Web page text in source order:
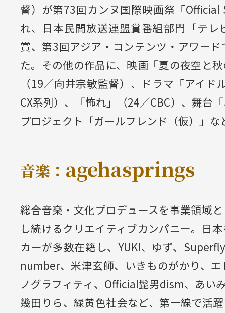
督）が第73回カンヌ国際映画祭「
れ、日本民間放送連盟賞番組部門「テレ
賞、第3回アジア・コンテンツ・アワー
た。その他の作品に、映画『夏の夜空と
（19／向井宗敏監督）、ドラマ「アイ
CX系列）、「怖れ」（24／CBC）、舞台
プロジェクト「ガールフレンド（仮）」な
音楽： agehasprings
総合音楽・文化プロデュースを事業領域
し続けるクリエイティブカンパニー。日
カーが多数在籍し、YUKI、ゆず、
number、米津玄師、いきものがかり、
ノグラフィティ、Official髭男dism、あい
幾田りら、緑黄色社会など、第一線で活